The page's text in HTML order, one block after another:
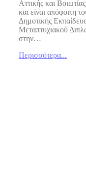
Αττικής και
και είναι απόφοιτη
Δημοτικής
Μεταπτυχιακού
στην…
Περισσότερα...